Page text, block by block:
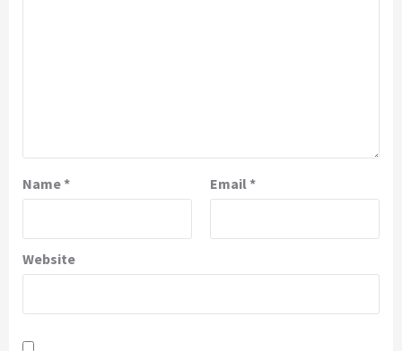
Name* Email*
Website